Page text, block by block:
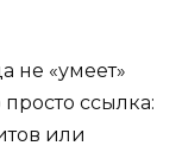
не «умеет»
ссылка:
или